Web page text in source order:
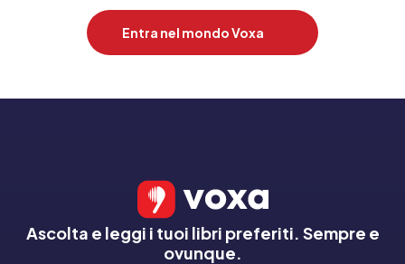
Entra nel mondo Voxa
Ascolta e leggi i tuoi libri preferiti. Sempre e
ovunque.